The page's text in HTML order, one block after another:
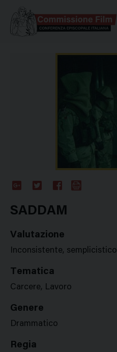
Plus
SADDAM
Valutazione
Inconsistente, semplicistico
Tematica
Carcere, Lavoro
Genere
Drammatico
Regia